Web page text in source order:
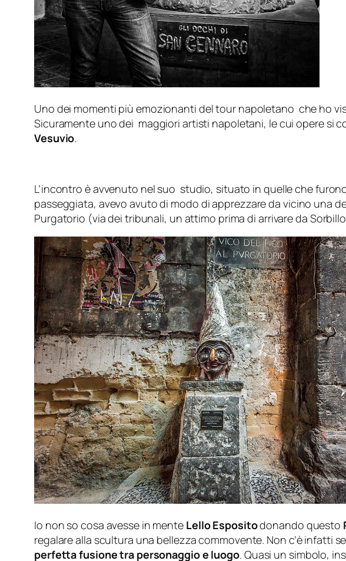
Uno dei momenti più emozionanti del tour napoletano che ho
Sicuramente uno dei maggiori artisti napoletani, le cui opere si
Vesuvio.
L’incontro è avvenuto nel suo studio, situato in quelle che
passeggiata, avevo avuto di modo di apprezzare da vicino una
Purgatorio (via dei tribunali, un attimo prima di arrivare da
Io non so cosa avesse in mente Lello Espositodonando questo
regalare alla scultura una bellezza commovente. Non c’è infatti
perfetta fusione tra personaggio e luogo. Quasi un simbolo,